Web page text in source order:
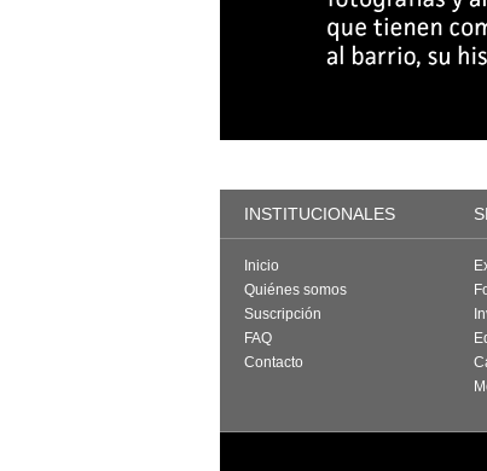
INSTITUCIONALES
Inicio
Quiénes somos
Suscripción
FAQ
Contacto